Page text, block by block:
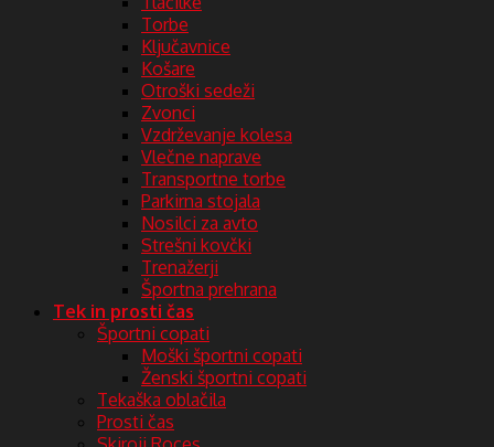
Torbe
Ključavnice
Košare
Otroški sedeži
Zvonci
Vzdrževanje kolesa
Vlečne naprave
Transportne torbe
Parkirna stojala
Nosilci za avto
Strešni kovčki
Trenažerji
Športna prehrana
Tek in prosti čas
Športni copati
Moški športni copati
Ženski športni copati
Tekaška oblačila
Prosti čas